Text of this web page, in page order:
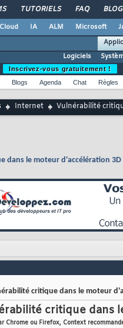
TUTORIELS FAQ
Cloud IA ALM Microsoft
Logiciels
Inscrivez-vous gratuitement !
Blogs Agenda Chat Règles
Internet Vulnérabilité
dans le moteur d'accélération 3D
critique dans le moteur
critique dans
Chrome ou Firefox, Context